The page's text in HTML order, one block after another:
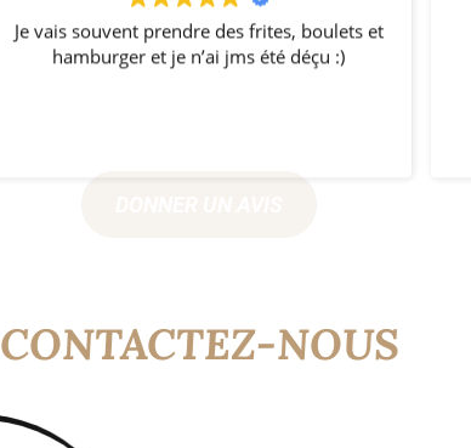
hamburger et je n’ai jms été déçu :)
CONTACTEZ-NOUS